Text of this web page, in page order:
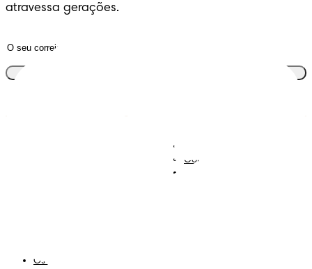
atravessa gerações.
Contacta-nos
Os Meus Dados